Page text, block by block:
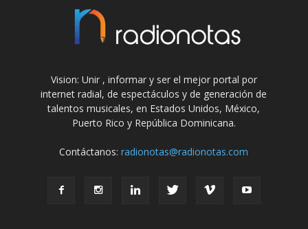
Vision: Unir , informar y ser el mejor portal por
internet radial, de espectáculos y de generación de
talentos musicales, en Estados Unidos, México,
Puerto Rico y República Dominicana.
Contáctanos:radionotas@radionotas.com